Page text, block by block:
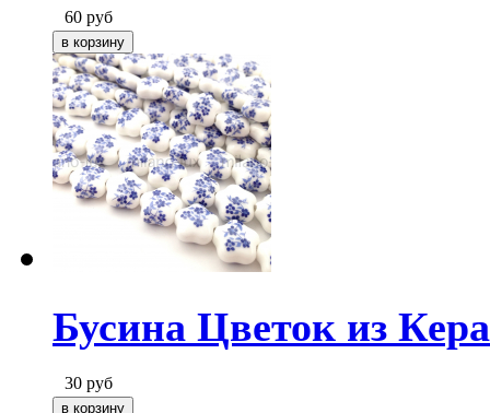
60 руб
Бусина Цветок из
30 руб